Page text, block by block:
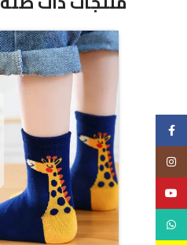
Facebook
Instagram
YouTube
WhatsApp